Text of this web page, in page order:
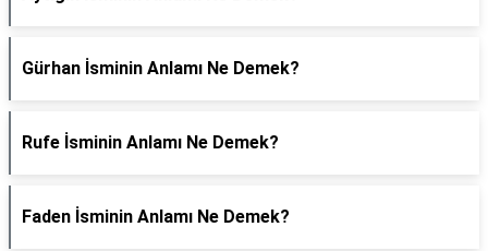
Gürhan İsminin Anlamı Ne Demek?
Rufe İsminin Anlamı Ne Demek?
Faden İsminin Anlamı Ne Demek?